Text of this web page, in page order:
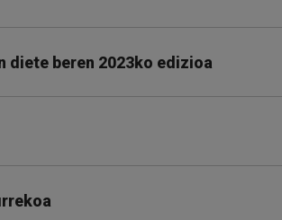
beren 2023ko edizioa